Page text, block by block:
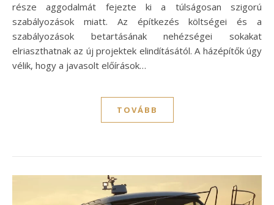
része aggodalmát fejezte ki a túlságosan szigorú
szabályozások miatt. Az építkezés költségei és a
szabályozások betartásának nehézségei sokakat
elriaszthatnak az új projektek elindításától. A házépítők úgy
vélik, hogy a javasolt előírások…
TOVÁBB